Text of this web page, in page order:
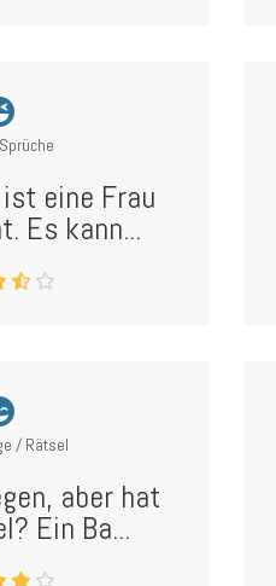
eine Frau
Es kann...
/ Rätsel
aber hat
Ein Ba...